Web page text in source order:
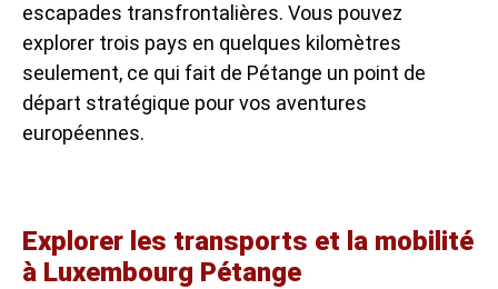
escapades transfrontalières. Vous pouvez
explorer trois pays en quelques kilomètres
seulement, ce qui fait de Pétange un point de
départ stratégique pour vos aventures
européennes.
Explorer les transports et la mobilité
à Luxembourg Pétange